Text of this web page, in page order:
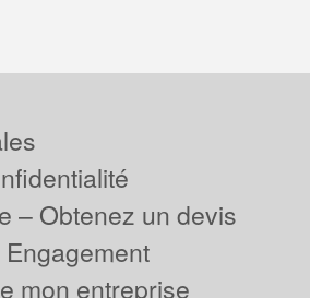
– Obtenez un devis
mon entreprise